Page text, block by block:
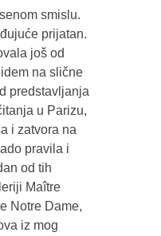
smislu.
prijatan.
još od
na slične
predstavljanja
u Parizu,
i zatvora na
pravila i
od tih
Maître
Notre Dame,
iz mog